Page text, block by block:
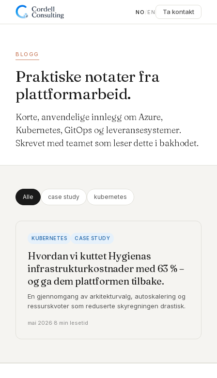
NO / EN Ta kontakt
BLOGG
Praktiske notater fra
plattformarbeid.
Korte, anvendelige innlegg om Azure,
Kubernetes, GitOps og leveransesystemer.
Skrevet med teamet som leser dette i bakhodet.
Alle case study kubernetes
KUBERNETES CASE STUDY
Hvordan vi kuttet Hygienas
infrastrukturkostnader med 63 % –
og ga dem plattformen tilbake.
En gjennomgang av arkitekturvalg, autoskalering og
ressurskvoter som reduserte skyregningen drastisk.
mai 2026·8 min lesetid